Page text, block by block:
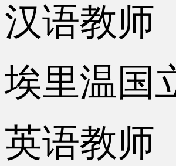
汉语教师
埃里温国
英语教师